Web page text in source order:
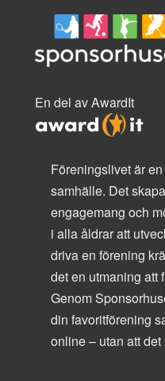
En del av AwardIt
Föreningslivet är
samhälle. Det
engagemang och
i alla åldrar att
driva en förening
det en utmaning att
Genom
din favoritförening
online – utan att